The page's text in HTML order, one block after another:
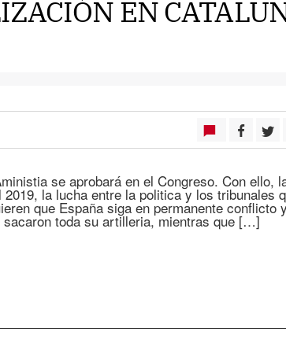
EN
se aprobará en el Congreso. Con ello,
la lucha entre la politica y los tribunales
que España siga en permanente conflicto y
toda su artilleria, mientras que […]